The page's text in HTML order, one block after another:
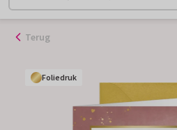
Terug
Foliedruk
Foliedruk
Foliedruk
Foliedruk
Foliedruk